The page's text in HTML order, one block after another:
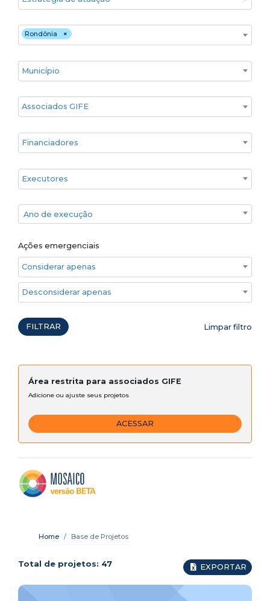
Estado ×
Rondônia
Cidade
Associados GIFE
Financiadores
Executores
Ano de execução
Ano de execução
Ações emergenciais
Considerar apenas ações emergenciais
Desconsiderar apenas ações emergenciais
FILTRAR Limpar filtro
Área restrita para associados GIFE
Adicione ou ajuste seus projetos
ACESSAR
Home Base de Projetos
Total de projetos: 47 EXPORTAR